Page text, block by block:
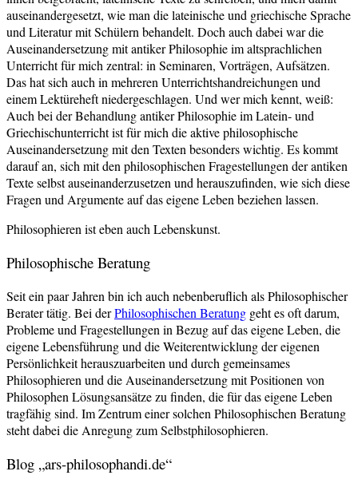
auseinandergesetzt, wie man die lateinische und griechische Sprache
und Literatur mit Schülern behandelt. Doch auch dabei war die
Auseinandersetzung mit antiker Philosophie im altsprachlichen
Unterricht für mich zentral: in Seminaren, Vorträgen, Aufsätzen.
Das hat sich auch in mehreren Unterrichtshandreichungen und
einem Lektüreheft niedergeschlagen. Und wer mich kennt, weiß:
Auch bei der Behandlung antiker Philosophie im Latein- und
Griechischunterricht ist für mich die aktive philosophische
Auseinandersetzung mit den Texten besonders wichtig. Es kommt
darauf an, sich mit den philosophischen Fragestellungen der antiken
Texte selbst auseinanderzusetzen und herauszufinden, wie sich diese
Fragen und Argumente auf das eigene Leben beziehen lassen.
Philosophieren ist eben auch Lebenskunst.
Philosophische Beratung
Seit ein paar Jahren bin ich auch nebenberuflich als Philosophischer
Berater tätig. Bei derPhilosophischen Beratung geht es oft darum,
Probleme und Fragestellungen in Bezug auf das eigene Leben, die
eigene Lebensführung und die Weiterentwicklung der eigenen
Persönlichkeit herauszuarbeiten und durch gemeinsames
Philosophieren und die Auseinandersetzung mit Positionen von
Philosophen Lösungsansätze zu finden, die für das eigene Leben
tragfähig sind. Im Zentrum einer solchen Philosophischen Beratung
steht dabei die Anregung zum Selbstphilosophieren.
Blog „ars-philosophandi.de“